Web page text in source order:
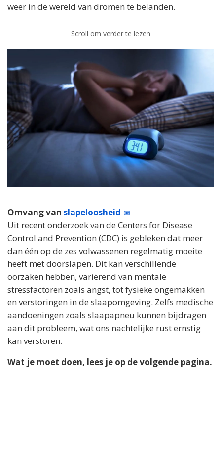
weer in de wereld van dromen te belanden.
Scroll om verder te lezen
Omvang van slapeloosheid
Uit recent onderzoek van de Centers for Disease
Control and Prevention (CDC) is gebleken dat meer
dan één op de zes volwassenen regelmatig moeite
heeft met doorslapen. Dit kan verschillende
oorzaken hebben, variërend van mentale
stressfactoren zoals angst, tot fysieke ongemakken
en verstoringen in de slaapomgeving. Zelfs medische
aandoeningen zoals slaapapneu kunnen bijdragen
aan dit probleem, wat ons nachtelijke rust ernstig
kan verstoren.
Wat je moet doen, lees je op de volgende pagina.